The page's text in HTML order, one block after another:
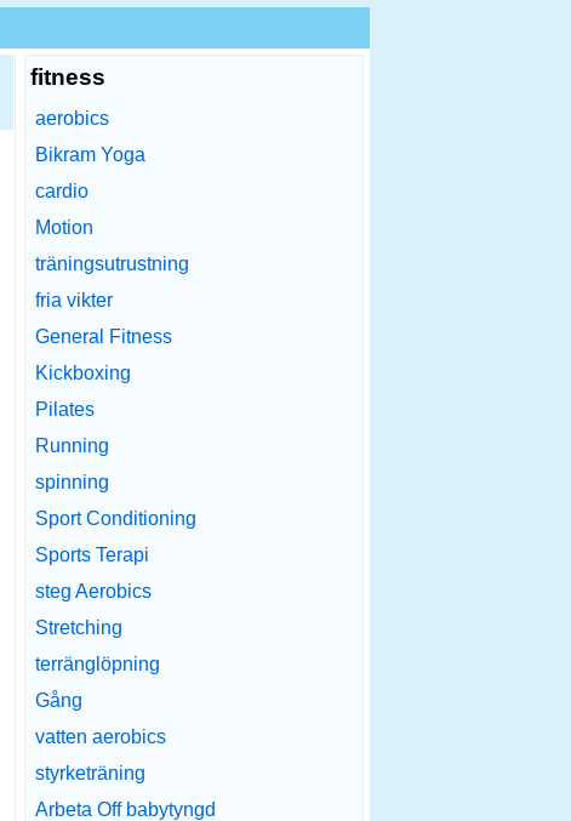
fitness
aerobics
Bikram Yoga
cardio
Motion
träningsutrustning
fria vikter
General Fitness
Kickboxing
Pilates
Running
spinning
Sport Conditioning
Sports Terapi
steg Aerobics
Stretching
terränglöpning
Gång
vatten aerobics
styrketräning
Arbeta Off babytyngd